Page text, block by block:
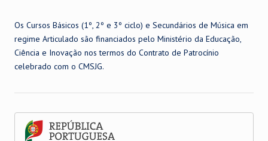
conteúdos
Os Cursos Básicos (1º, 2º e 3º ciclo) e Secundários de Música em
regime Articulado são financiados pelo Ministério da Educação,
Ciência e Inovação nos termos do Contrato de Patrocínio
celebrado com o CMSJG.